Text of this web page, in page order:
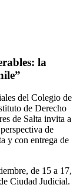
la
del Colegio de
de Derecho
de Salta invita a
de
y con entrega de
de 15 a 17,
Ciudad Judicial.